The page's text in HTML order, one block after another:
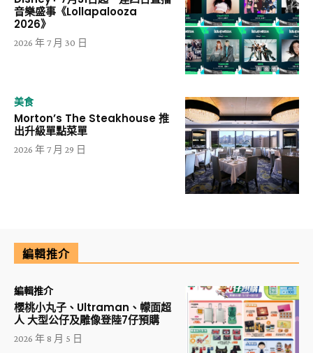
音樂盛事《Lollapalooza
2026》
2026 年 7 月 30 日
美食
Morton’s The Steakhouse 推
出升級單點菜單
2026 年 7 月 29 日
編輯推介
編輯推介
櫻桃小丸子、Ultraman、幪面超
人 大型公仔及雕像登陸7仔預購
2026 年 8 月 5 日